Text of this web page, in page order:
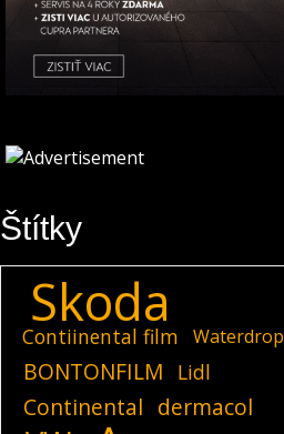
Štítky
Skoda
Contiinental film Waterdrop
BONTONFILM Lidl
Continental dermacol